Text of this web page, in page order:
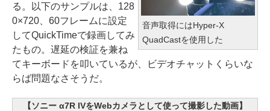
音声取得にはHyper-X
QuadCastを使用した
る。以下のサンプルは、128
0×720、60フレームに設定
してQuickTimeで録画してみ
たもの。遅延の検証を兼ね
てキーボードを叩いているが、ビデオチャットくらいな
らば問題なさそうだ。
【ソニー α7R IVをWebカメラとして使って撮影した動画】